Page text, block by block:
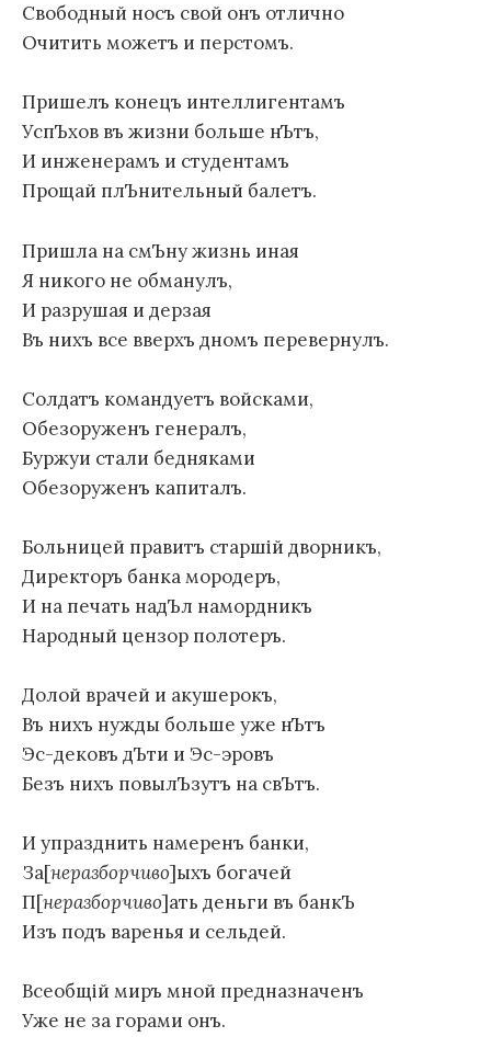
Свободный носъ свой онъ отлично
Очитить можетъ и перстомъ.
Пришелъ конецъ интеллигентамъ
УспЪхов въ жизни больше нЪтъ,
И инженерамъ и студентамъ
Прощай плЪнительный балетъ.
Пришла на смЪну жизнь иная
Я никого не обманулъ,
И разрушая и дерзая
Въ нихъ все вверхъ дномъ перевернулъ.
Солдатъ командуетъ войсками,
Обезоруженъ генералъ,
Буржуи стали бедняками
Обезоруженъ капиталъ.
Больницей правитъ старшiй дворникъ,
Директоръ банка мородеръ,
И на печать надЪл намордникъ
Народный цензор полотеръ.
Долой врачей и акушерокъ,
Въ нихъ нужды больше уже нЪтъ
Эс-дековъ дЪти и Эс-эровъ
Безъ нихъ повылЪзутъ на свЪтъ.
И упразднить намеренъ банки,
За[неразборчиво]ыхъ богачей
П[неразборчиво]ать деньги въ банкЪ
Изъ подъ варенья и сельдей.
Всеобщiй миръ мной предназначенъ
Уже не за горами онъ.